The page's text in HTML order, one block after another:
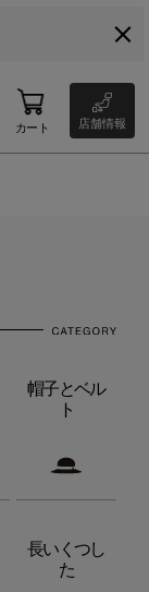
カート 店舗情報
帽子とベル
ト
長いくつし
た